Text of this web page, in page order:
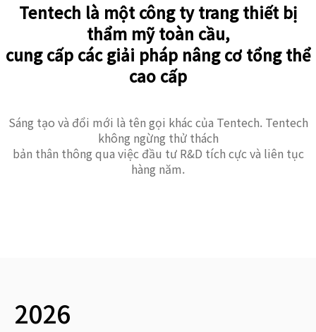
Tentech là một công ty trang thiết bị
thẩm mỹ toàn cầu,
cung cấp các giải pháp nâng cơ tổng thể
cao cấp
Sáng tạo và đổi mới là tên gọi khác của Tentech. Tentech
không ngừng thử thách
bản thân thông qua việc đầu tư R&D tích cực và liên tục
hàng năm.
2026